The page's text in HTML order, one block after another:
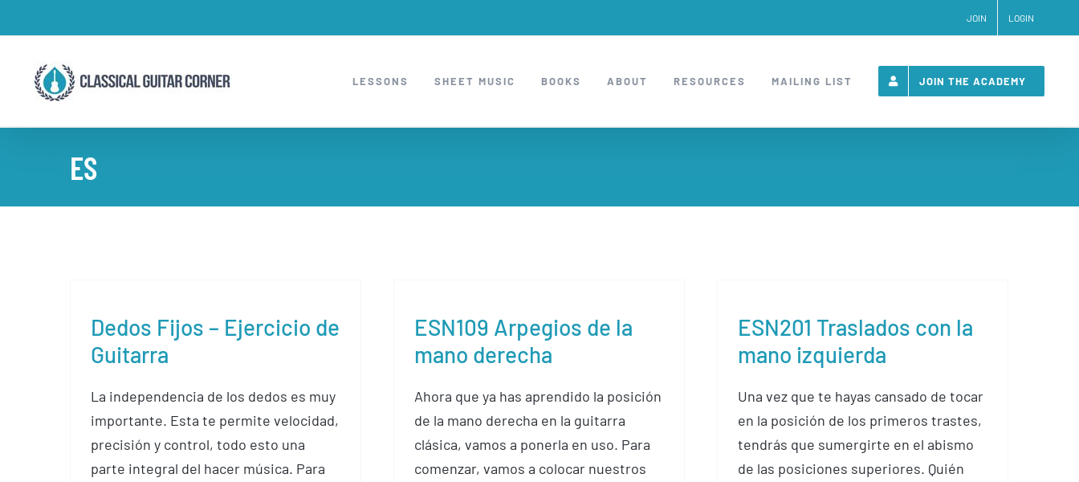
to
JOIN LOGIN
LESSONS SHEET MUSIC BOOKS ABOUT RESOURCES MAILING LIST JOIN THE ACADEMY
ES
Dedos Fijos – Ejercicio de
Guitarra
La independencia de los dedos es muy
importante. Esta te permite velocidad,
precisión y control, todo esto una
parte integral del hacer música. Para
ESN109 Arpegios de la
mano derecha
Ahora que ya has aprendido la posición
de la mano derecha en la guitarra
clásica, vamos a ponerla en uso. Para
comenzar, vamos a colocar nuestros
ESN201 Traslados con la
mano izquierda
Una vez que te hayas cansado de tocar
en la posición de los primeros trastes,
tendrás que sumergirte en el abismo
de las posiciones superiores. Quién